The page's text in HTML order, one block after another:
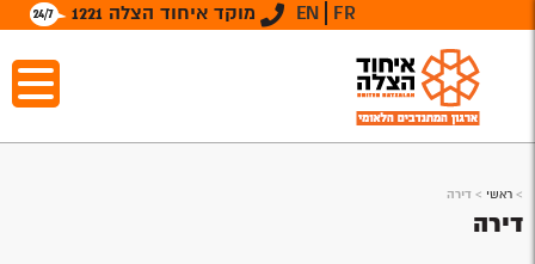
מוקד איחוד הצלה 1221 EN FR
> ראשי > דירה
דירה